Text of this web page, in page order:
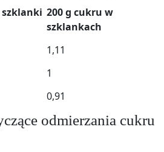
szklanki 200 g cukru w
szklankach
1,11
1
0,91
odmierzania cukru